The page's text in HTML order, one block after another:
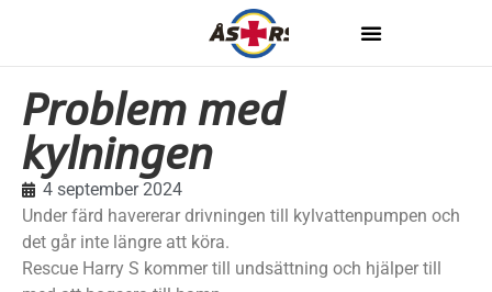
Problem med
kylningen
4 september 2024
Under färd havererar drivningen till kylvattenpumpen och
det går inte längre att köra.
Rescue Harry S kommer till undsättning och hjälper till